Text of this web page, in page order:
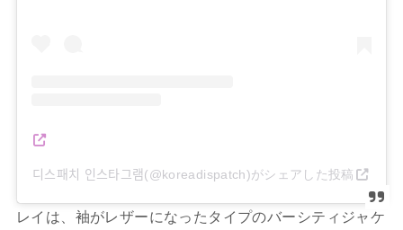
디스패치 인스타그램(@koreadispatch)がシェアした投稿
レイは、袖がレザーになったタイプのバーシティジャケ